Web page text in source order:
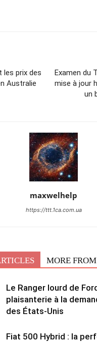
les prix des
Australie
Examen du
mise à jour
un
maxwelhelp
https://ttt.1ca.com.ua
MORE
Le Ranger lourd de
plaisanterie à la
des États-Unis
Fiat 500 Hybrid : la